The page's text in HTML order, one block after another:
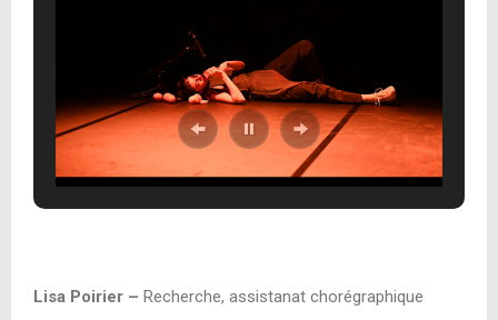
Lisa Poirier – Recherche, assistanat chorégraphique